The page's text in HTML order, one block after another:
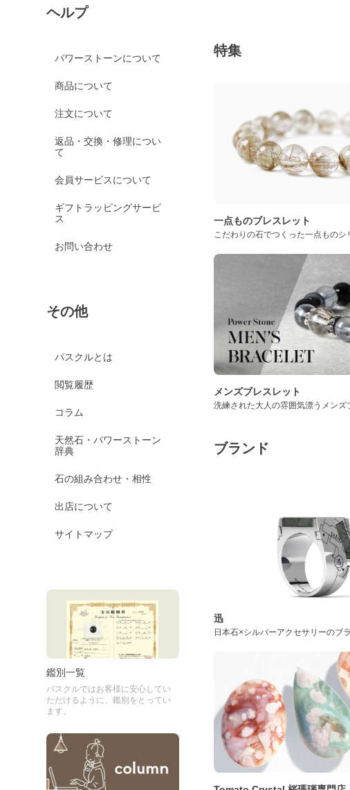
ヘルプ
パワーストーンについて
商品について
注文について
返品・交換・修理につい
て
会員サービスについて
ギフトラッピングサービ
ス
お問い合わせ
その他
パスクルとは
閲覧履歴
コラム
天然石・パワーストーン
辞典
石の組み合わせ・相性
出店について
サイトマップ
鑑別一覧
パスクルではお客様に安心してい
ただけるように、鑑別をとってい
ます。
特集
一点ものブレスレット
こだわりの石でつくった一点ものシ
メンズブレスレット
洗練された大人の雰囲気漂うメンズ
ブランド
迅
日本石×シルバーアクセサリーのブ